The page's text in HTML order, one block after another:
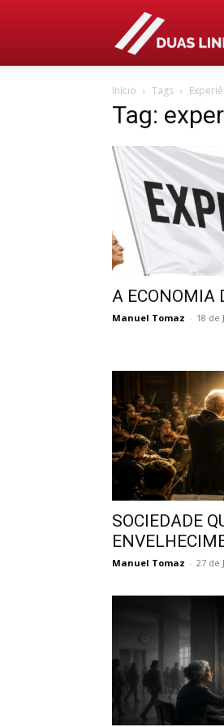
Início Tags
Tag:
A ECONOMIA
Manuel Tomaz - 18 de
SOCIEDADE
Manuel Tomaz - 27 de